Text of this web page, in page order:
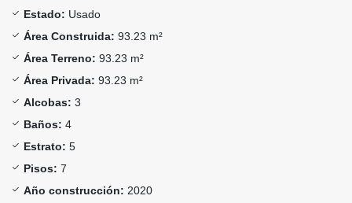
Estado: Usado
Área Construida: 93.23 m²
Área Terreno: 93.23 m²
Área Privada: 93.23 m²
Alcobas: 3
Baños: 4
Estrato: 5
Pisos: 7
Año construcción: 2020